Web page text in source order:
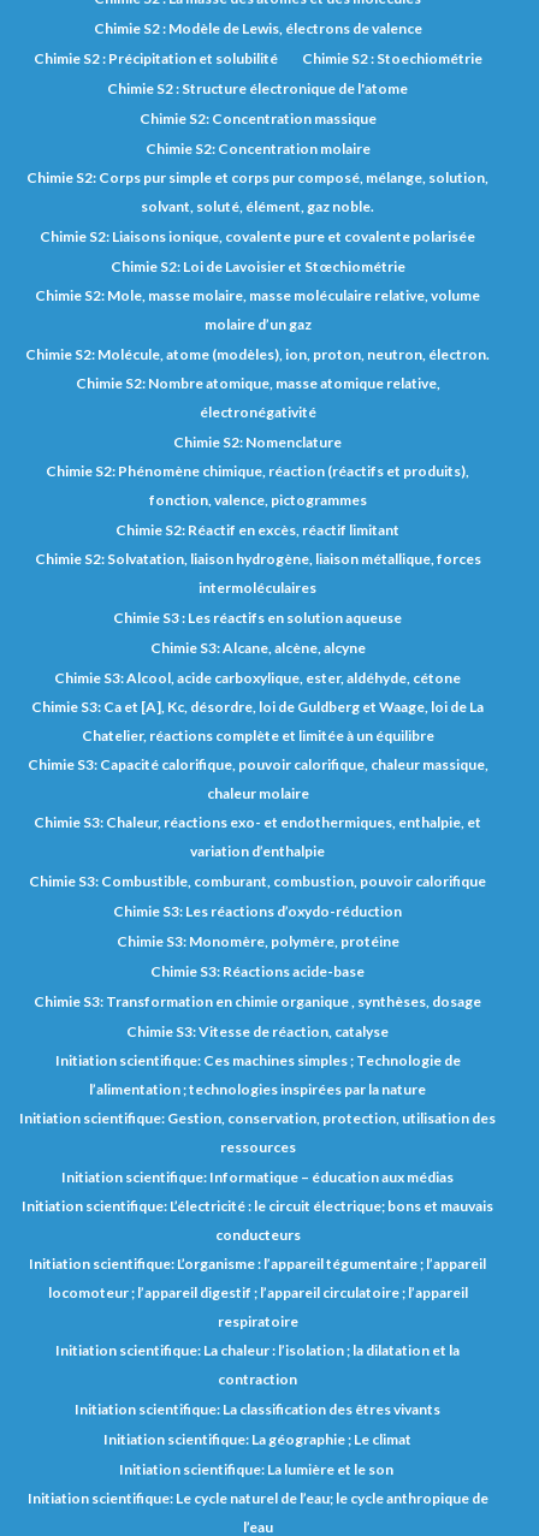
Chimie S2 : Modèle de Lewis, électrons de valence
Chimie S2 : Précipitation et solubilité
Chimie S2 : Stoechiométrie
Chimie S2 : Structure électronique de l'atome
Chimie S2: Concentration massique
Chimie S2: Concentration molaire
Chimie S2: Corps pur simple et corps pur composé, mélange, solution,
solvant, soluté, élément, gaz noble.
Chimie S2: Liaisons ionique, covalente pure et covalente polarisée
Chimie S2: Loi de Lavoisier et Stœchiométrie
Chimie S2: Mole, masse molaire, masse moléculaire relative, volume
molaire d’un gaz
Chimie S2: Molécule, atome (modèles), ion, proton, neutron, électron.
Chimie S2: Nombre atomique, masse atomique relative,
électronégativité
Chimie S2: Nomenclature
Chimie S2: Phénomène chimique, réaction (réactifs et produits),
fonction, valence, pictogrammes
Chimie S2: Réactif en excès, réactif limitant
Chimie S2: Solvatation, liaison hydrogène, liaison métallique, forces
intermoléculaires
Chimie S3 : Les réactifs en solution aqueuse
Chimie S3: Alcane, alcène, alcyne
Chimie S3: Alcool, acide carboxylique, ester, aldéhyde, cétone
Chimie S3: Ca et [A], Kc, désordre, loi de Guldberg et Waage, loi de La
Chatelier, réactions complète et limitée à un équilibre
Chimie S3: Capacité calorifique, pouvoir calorifique, chaleur massique,
chaleur molaire
Chimie S3: Chaleur, réactions exo- et endothermiques, enthalpie, et
variation d’enthalpie
Chimie S3: Combustible, comburant, combustion, pouvoir calorifique
Chimie S3: Les réactions d’oxydo-réduction
Chimie S3: Monomère, polymère, protéine
Chimie S3: Réactions acide-base
Chimie S3: Transformation en chimie organique , synthèses, dosage
Chimie S3: Vitesse de réaction, catalyse
Initiation scientifique: Ces machines simples ; Technologie de
l’alimentation ; technologies inspirées par la nature
Initiation scientifique: Gestion, conservation, protection, utilisation des
ressources
Initiation scientifique: Informatique – éducation aux médias
Initiation scientifique: L’électricité : le circuit électrique; bons et mauvais
conducteurs
Initiation scientifique: L’organisme : l’appareil tégumentaire ; l’appareil
locomoteur ; l’appareil digestif ; l’appareil circulatoire ; l’appareil
respiratoire
Initiation scientifique: La chaleur : l’isolation ; la dilatation et la
contraction
Initiation scientifique: La classification des êtres vivants
Initiation scientifique: La géographie ; Le climat
Initiation scientifique: La lumière et le son
Initiation scientifique: Le cycle naturel de l’eau; le cycle anthropique de
l’eau